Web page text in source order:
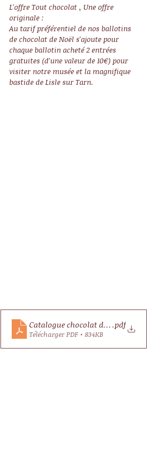
L'offre Tout chocolat , Une offre
originale :
Au tarif préférentiel de nos ballotins
de chocolat de Noël s'ajoute pour
chaque ballotin acheté 2 entrées
gratuites (d'une valeur de 10€) pour
visiter notre musée et la magnifique
bastide de Lisle sur Tarn.
Catalogue chocolat de Noël 2023
.pdf
Télécharger PDF • 834KB